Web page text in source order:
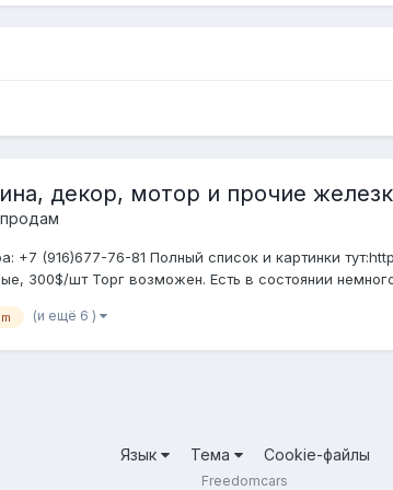
декор, мотор и прочие
+7 (916)677-76-81 Полный список и картинки
300$/шт Торг возможен. Есть в состоянии
(и ещё 6 )
Язык Тема Cookie-файлы
Freedomcars